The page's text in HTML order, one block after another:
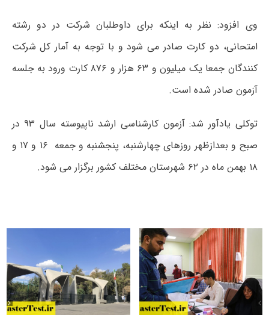
وی افزود: نظر به اینکه برای داوطلبان شرکت در دو رشته
امتحانی، دو کارت صادر می شود و با توجه به آمار کل شرکت
کنندگان جمعا یک میلیون و ۶۳ هزار و ۸۷۶ کارت ورود به جلسه
آزمون صادر شده است.
توکلی یادآور شد: آزمون کارشناسی ارشد ناپیوسته سال ۹۳ در
صبح و بعدازظهر روزهای چهارشنبه، پنجشنبه و جمعه ۱۶ و ۱۷ و
۱۸ بهمن ماه در ۶۲ شهرستان مختلف کشور برگزار می شود.